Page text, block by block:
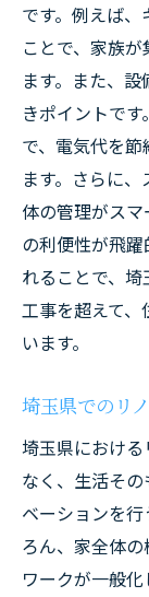
です。例えば
ことで、家族
ます。また、
きポイントで
で、電気代を
ます。さらに
体の管理がス
の利便性が飛
れることで、
工事を超えて
います。
埼玉県でのリ
埼玉県におけ
なく、生活そ
ベーションを
ろん、家全体
ワークが一般